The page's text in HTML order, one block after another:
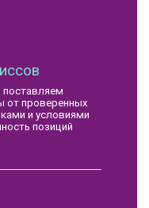
поставляем
от проверенных
и условиями
позиций